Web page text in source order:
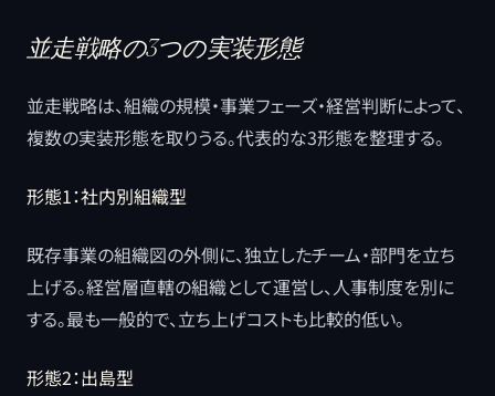
並走戦略の3つの実装形態
並走戦略は、組織の規模・事業フェーズ・経営判断によって、
複数の実装形態を取りうる。代表的な3形態を整理する。
形態1：社内別組織型
既存事業の組織図の外側に、独立したチーム・部門を立ち
上げる。経営層直轄の組織として運営し、人事制度を別に
する。最も一般的で、立ち上げコストも比較的低い。
形態2：出島型